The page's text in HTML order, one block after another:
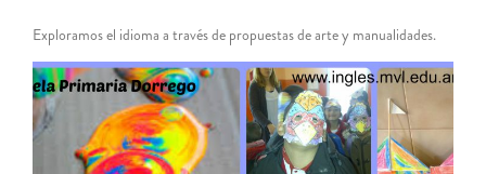
Exploramos el idioma a través de propuestas de arte y manualidades.